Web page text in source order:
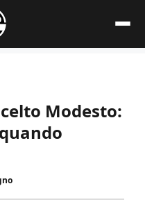
Modesto: